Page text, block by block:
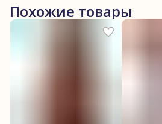
Похожие товары